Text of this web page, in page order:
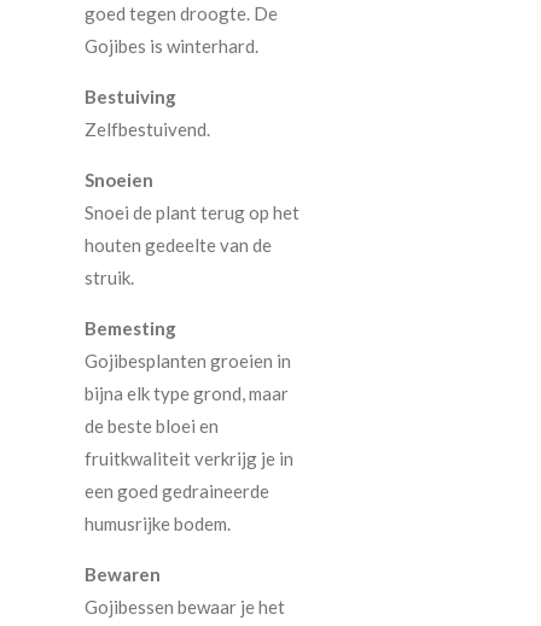
goed tegen droogte. De
Gojibes is winterhard.
Bestuiving
Zelfbestuivend.
Snoeien
Snoei de plant terug op het
houten gedeelte van de
struik.
Bemesting
Gojibesplanten groeien in
bijna elk type grond, maar
de beste bloei en
fruitkwaliteit verkrijg je in
een goed gedraineerde
humusrijke bodem.
Bewaren
Gojibessen bewaar je het